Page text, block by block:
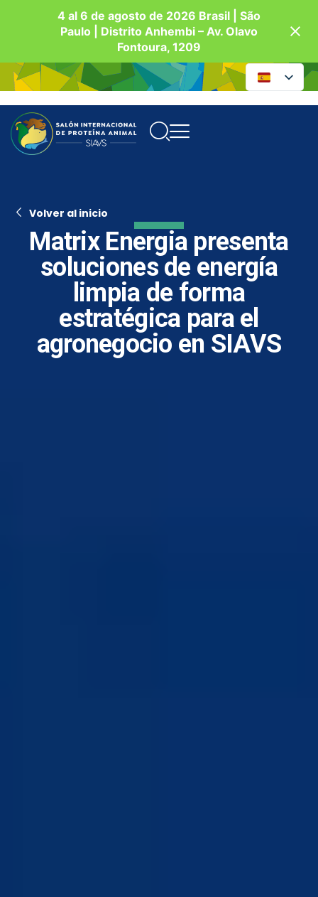
4 al 6 de agosto de 2026 Brasil | São
Paulo | Distrito Anhembi – Av. Olavo
Fontoura, 1209
Volver al inicio
Matrix Energia presenta
soluciones de energía
limpia de forma
estratégica para el
agronegocio en SIAVS